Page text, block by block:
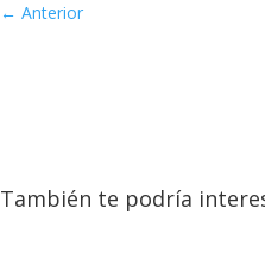
← Anterior
También te podría